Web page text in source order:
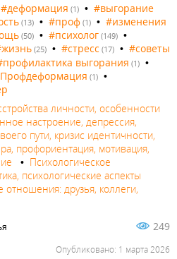
#деформация (1) • #выгорание
(13) • #проф (1) • #изменения
(50) • #психолог (149) •
(25) • #стресс (17) • #советы
выгорания (1) •
(1) •
личности, особенности
настроение, депрессия,
пути, кризис идентичности,
профориентация, мотивация,
• Психологическое
психологические аспекты
друзья, коллеги,
249
Опубликовано: 1 марта 2026